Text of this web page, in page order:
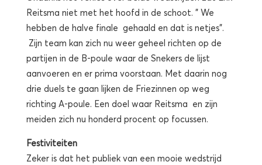
Reitsma niet met het hoofd in de schoot. ” We
hebben de halve finale gehaald en dat is netjes”.
Zijn team kan zich nu weer geheel richten op de
partijen in de B-poule waar de Snekers de lijst
aanvoeren en er prima voorstaan. Met daarin nog
drie duels te gaan lijken de Friezinnen op weg
richting A-poule. Een doel waar Reitsma en zijn
meiden zich nu honderd procent op focussen.
Festiviteiten
Zeker is dat het publiek van een mooie wedstrijd